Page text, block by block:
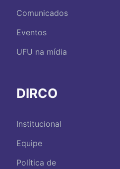
Comunicados
Eventos
UFU na mídia
DIRCO
Institucional
Equipe
Política de